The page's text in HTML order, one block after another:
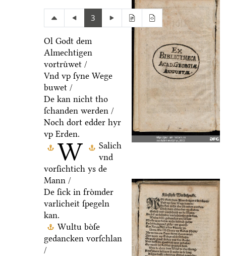
3
W
Ol Godt dem
Almechtigen
vortruͤwet /
Vnd vp ſyne Wege
buwet /
De kan nicht tho
ſchanden werden /
Noch dort edder hyr
vp Erden.
Salich
vnd
vorſichtich ys de
Mann /
De ſick in froͤmder
varlicheit ſpegeln
kan.
Wultu boͤſe
gedancken vorſchlan
/